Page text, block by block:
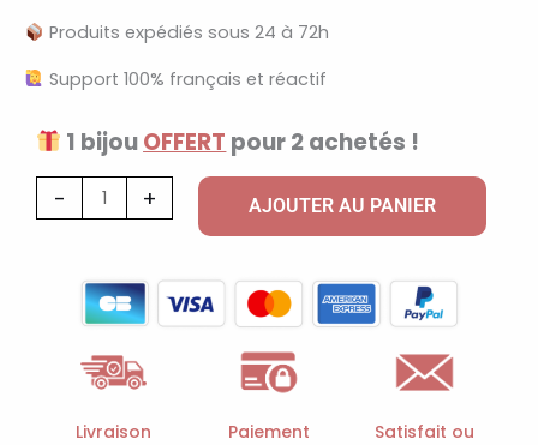
Produits expédiés sous 24 à 72h
Support 100% français et réactif
1 bijouOFFERT pour 2 achetés !
-
quantité
de
d'oreilles
breloques
coquillages
dorées
+ AJOUTER AU PANIER
Livraison
Paiement
Satisfait ou